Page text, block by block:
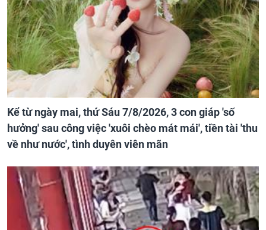
Kể từ ngày mai, thứ Sáu 7/8/2026, 3 con giáp 'số
hưởng' sau công việc 'xuôi chèo mát mái', tiền tài 'thu
về như nước', tình duyên viên mãn